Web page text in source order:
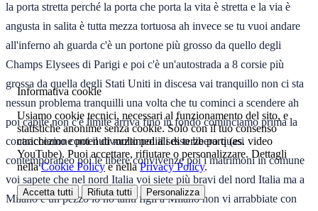
la porta stretta perché la porta che porta la vita è stretta e la via è
angusta in salita è tutta mezza tortuosa ah invece se tu vuoi andare
all'inferno ah guarda c'è un portone più grosso da quello degli
Champs Elysees di Parigi e poi c'è un'autostrada a 8 corsie più
grossa da quella degli Stati Uniti in discesa vai tranquillo non ci sta
nessun problema tranquilli una volta che tu cominci a scendere ah
poi capite non c'è limite arriva fino in fondo cominciamo prima la
contraccezione poi il divorzio poi il sesso libero quasi
contemporaneo poi le libere convivenze poi i matrimoni in comune
voi sapete che nel nord Italia voi siete più bravi del nord Italia ma a
Milano è un pezzo io ho tanti figli a Milano non vi arrabbiate con
Informativa cookie
Usiamo cookie tecnici, necessari al funzionamento del sito, e
statistiche anonime senza cookie. Solo con il tuo consenso
carichiamo contenuti multimediali di terze parti (es. video
YouTube). Puoi accettare, rifiutare o personalizzare. Dettagli
nellaCookie Policye nellaPrivacy Policy.
Accetta tutti Rifiuta tutti Personalizza